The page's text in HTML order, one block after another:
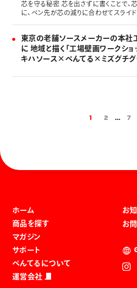
芯を守る秘密 芯を出さずに書くことで、
に、ペン先が芯の減りに合わせてスライ
東京の老舗ソースメーカーの本社
に 地域と描く「工場壁画ワークシ
キハソース×ぺんてる×ミズグチグ
1 2 … 7
ホーム
商品を探す
マガジン
サポート
ぺんてるについて
運営会社
お
お